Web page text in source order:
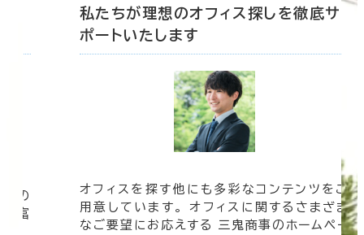
の
豊富
私たちが理想のオフィス探しを徹底サ
ポートいたします
オフィスを探す他にも多彩なコンテンツをご
用意しています。 オフィスに関するさまざま
なご要望にお応えする 三鬼商事のホームペー